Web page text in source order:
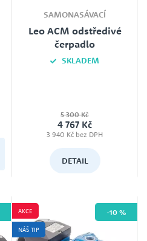
SAMONASÁVACÍ
Leo ACM odstředivé
čerpadlo
SKLADEM
0,75kW
5 300 Kč
4 767 Kč
3 940 Kč bez DPH
DETAIL
AKCE
NÁŠ TIP
-10 %